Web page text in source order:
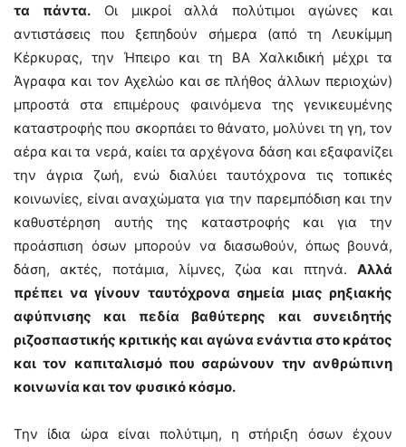
τα πάντα.Οι μικροί αλλά πολύτιμοι αγώνες και
αντιστάσεις που ξεπηδούν σήμερα (από τη Λευκίμμη
Κέρκυρας, την Ήπειρο και τη ΒΑ Χαλκιδική μέχρι τα
Άγραφα και τον Αχελώο και σε πλήθος άλλων περιοχών)
μπροστά στα επιμέρους φαινόμενα της γενικευμένης
καταστροφής που σκορπάει το θάνατο, μολύνει τη γη, τον
αέρα και τα νερά, καίει τα αρχέγονα δάση και εξαφανίζει
την άγρια ζωή, ενώ διαλύει ταυτόχρονα τις τοπικές
κοινωνίες, είναι αναχώματα για την παρεμπόδιση και την
καθυστέρηση αυτής της καταστροφής και για την
προάσπιση όσων μπορούν να διασωθούν, όπως βουνά,
δάση, ακτές, ποτάμια, λίμνες, ζώα και πτηνά. Αλλά
πρέπει να γίνουν ταυτόχρονα σημεία μιας ρηξιακής
αφύπνισης και πεδία βαθύτερης και συνειδητής
ριζοσπαστικής κριτικής και αγώνα ενάντια στο κράτος
και τον καπιταλισμό που σαρώνουν την ανθρώπινη
κοινωνία και τον φυσικό κόσμο.
Την ίδια ώρα είναι πολύτιμη, η στήριξη όσων έχουν